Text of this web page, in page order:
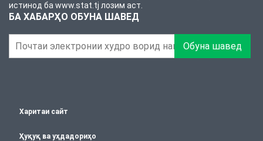
истинод ба www.stat.tj лозим аст.
БА ХАБАРҲО ОБУНА ШАВЕД
Обуна шавед
Харитаи сайт
Ҳуқуқ ва уҳдадориҳо